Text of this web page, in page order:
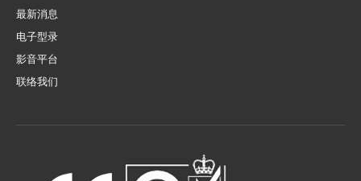
最新消息
电子型录
影音平台
联络我们